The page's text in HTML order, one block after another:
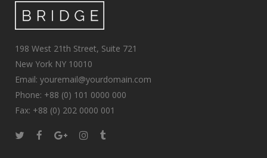
198 West 21th Street, Suite 721
New York NY 10010
Email: youremail@yourdomain.com
Phone: +88 (0) 101 0000 000
Fax: +88 (0) 202 0000 001